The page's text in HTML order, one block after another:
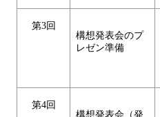
第3回
構想発表会のプ
レゼン準備
第4回
構想発表会（発